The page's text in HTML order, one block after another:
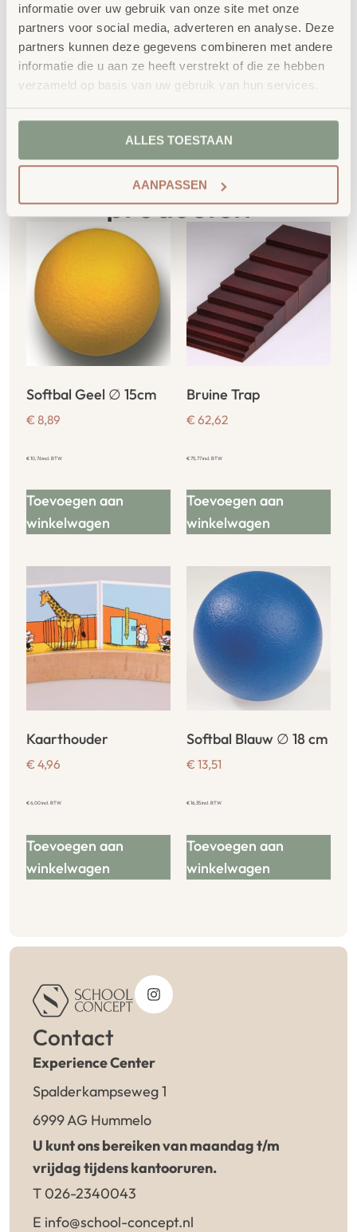
informatie over uw gebruik van onze site met onze
partners voor social media, adverteren en analyse. Deze
partners kunnen deze gegevens combineren met andere
informatie die u aan ze heeft verstrekt of die ze hebben
verzameld op basis van uw gebruik van hun services.
ALLES TOESTAAN
AANPASSEN
SKU 760498
Gerelateerde
producten
Softbal Geel ∅ 15cm
€ 8,89
€10,76incl. BTW
Toevoegen aan
winkelwagen
Bruine Trap
€ 62,62
€75,77incl. BTW
Toevoegen aan
winkelwagen
Kaarthouder
€ 4,96
€6,00incl. BTW
Toevoegen aan
winkelwagen
Softbal Blauw ∅ 18 cm
€ 13,51
€16,35incl. BTW
Toevoegen aan
winkelwagen
Contact
Experience Center
Spalderkampseweg 1
6999 AG Hummelo
U kunt ons bereiken van maandag t/m
vrijdag tijdens kantooruren.
T 026-2340043
E info@school-concept.nl